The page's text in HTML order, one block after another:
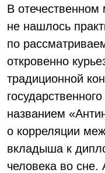
В отечественном
не нашлось
по
откровенно
традиционной
названием
о корреляции
вкладыша к
человека во сне.